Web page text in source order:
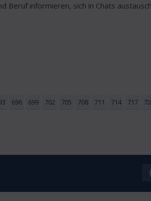
Beruf informieren, sich in Chats
696 699 702 705 708 711 714 717